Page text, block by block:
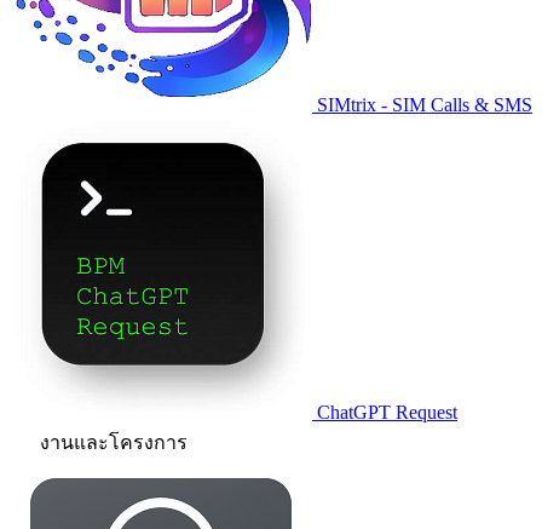
SIMtrix - SIM Calls & SMS
ChatGPT Request
งานและโครงการ